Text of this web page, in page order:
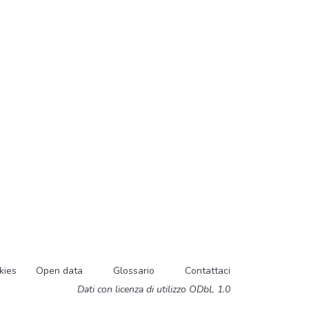
Open data Glossario
Contattaci
Dati con licenza di utilizzo ODbL 1.0